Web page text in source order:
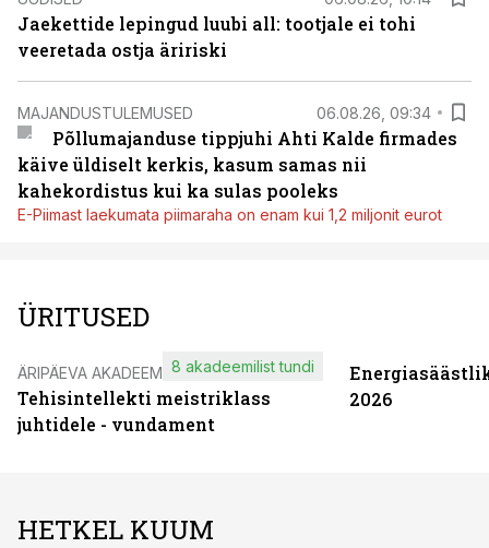
Jaekettide lepingud luubi all: tootjale ei tohi
veeretada ostja äririski
MAJANDUSTULEMUSED 06.08.26, 09:34
Põllumajanduse tippjuhi Ahti Kalde firmades
käive üldiselt kerkis, kasum samas nii
kahekordistus kui ka sulas pooleks
E-Piimast laekumata piimaraha on enam kui 1,2 miljonit eurot
ÜRITUSED
ÄRIPÄEVA AKADEEMIA
Tehisintellekti meistriklass
juhtidele - vundament
8 akadeemilist tundi
2026
HETKEL KUUM